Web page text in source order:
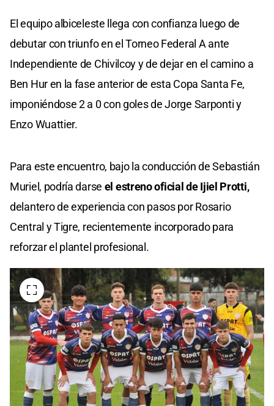
El equipo albiceleste llega con confianza luego de
debutar con triunfo en el Torneo Federal A ante
Independiente de Chivilcoy y de dejar en el camino a
Ben Hur en la fase anterior de esta Copa Santa Fe,
imponiéndose 2 a 0 con goles de Jorge Sarponti y
Enzo Wuattier.
Para este encuentro, bajo la conducción de Sebastián
Muriel, podría darse el estreno oficial de Ijiel Protti,
delantero de experiencia con pasos por Rosario
Central y Tigre, recientemente incorporado para
reforzar el plantel profesional.